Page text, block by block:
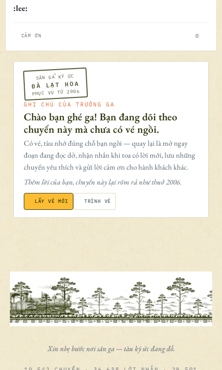
:lee:
CẢM ƠN 0
SÂN GA KÝ ỨC
ĐÀ LẠT HOA
PHỤC VỤ TỪ 2006
GHI CHÚ CỦA TRƯỞNG GA
Chào bạn ghé ga! Bạn đang dõi theo
chuyến này mà chưa có vé ngồi.
Có vé, tàu nhớ đúng chỗ bạn ngồi — quay lại là mở ngay
đoạn đang đọc dở, nhận nhắn khi toa có lời mới, lưu những
chuyến yêu thích và gửi lời cảm ơn cho hành khách khác.
Thêm lời của bạn, chuyến này lại rôm rả như thuở 2006.
LẤY VÉ MỚI TRÌNH VÉ
Xin nhẹ bước nơi sân ga — tàu ký ức đang đỗ.